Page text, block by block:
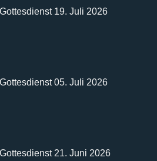
19. Juli 2026
05. Juli 2026
21. Juni 2026